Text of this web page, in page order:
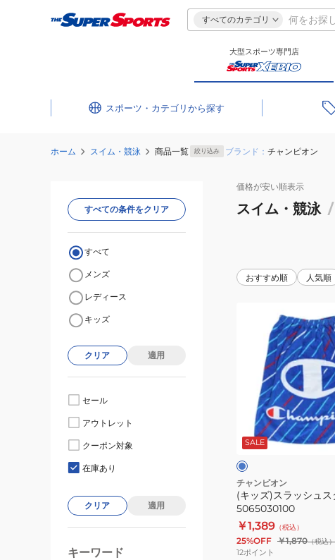
すべてのカテゴリ
大型スポーツ専門店
スポーツ・カテゴリ
ホーム スイム・競泳 商品一覧 絞り込み ブランド： チャンピオン
価格が安い順表示
スイム・競泳 /
おすすめ順 人気順
ス
タ
イ
ル
60
5065030100
SALE
チャンピオン
(キッズ)スラッシュ
5065030100
￥1,389 （税込）
25%OFF ￥1,870（税込）
12ポイント
プ
すべての条件をクリア
すべて
メンズ
レディース
キッズ
クリア 適用
セール
アウトレット
クーポン対象
在庫あり
クリア 適用
キーワード